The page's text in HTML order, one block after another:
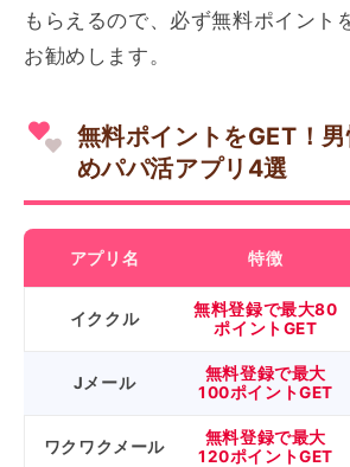
もらえるので、必ず無料ポイント
お勧めします。
無料ポイントをGET！
めパパ活アプリ4選
アプリ名 特徴
イククル
無料登録で最大80
ポイントGET
Jメール
無料登録で最大
100ポイントGET
ワクワクメール
無料登録で最大
120ポイントGET